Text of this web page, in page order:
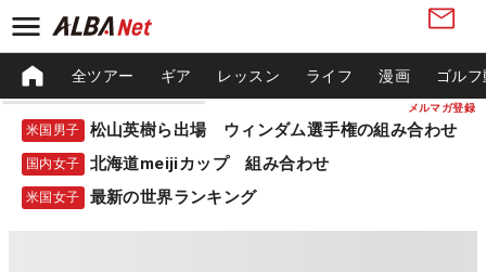
メルマガ登録
全ツアー ギア レッスン ライフ 漫画 ゴル
米国男子 松山英樹ら出場 ウィンダム選手権の組み合わせ
国内女子 北海道meijiカップ 組み合わせ
米国女子 最新の世界ランキング